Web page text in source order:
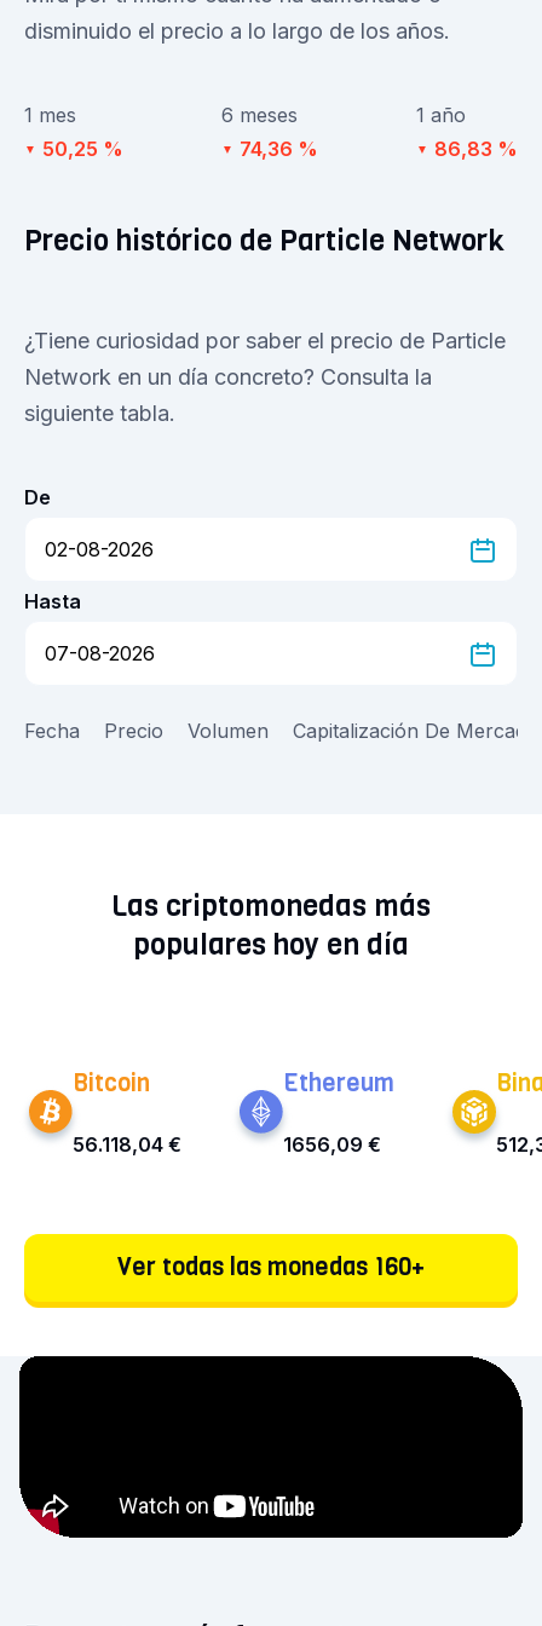
disminuido el precio a lo largo de los años.
1 mes
▼ 50,25 %
6 meses
▼ 74,36 %
1 año
▼ 86,83 %
Precio histórico de Particle Network
¿Tiene curiosidad por saber el precio de Particle
Network en un día concreto? Consulta la
siguiente tabla.
De
Hasta
Fecha Precio Volumen Capitalización De Mercado
Las criptomonedas más
populares hoy en día
Bitcoin
56.118,04 €
Ethereum
1656,09 €
Ver todas las monedas 160+